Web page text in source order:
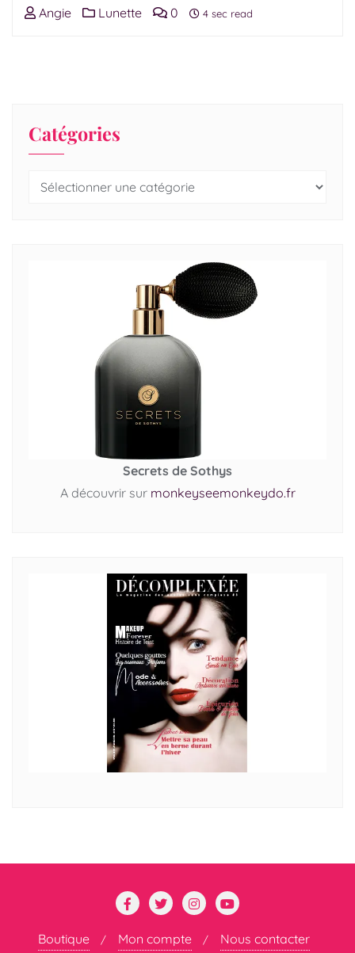
Angie Lunette 0 4 sec read
Catégories
Secrets de Sothys
A découvrir sur monkeyseemonkeydo.fr
Boutique Mon compte Nous contacter